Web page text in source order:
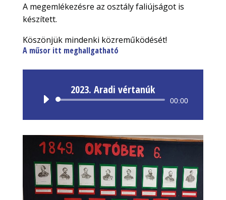
A megemlékezésre az osztály faliújságot is
készített.
Köszönjük mindenki közreműködését!
A műsor itt meghallgatható
2023. Aradi vértanúk
Audió
00:00